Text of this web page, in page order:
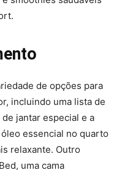
de opções para
incluindo uma lista de
jantar especial e a
essencial no quarto
relaxante. Outro
uma cama